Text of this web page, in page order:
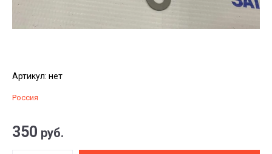
Артикул: нет
Россия
350 руб.